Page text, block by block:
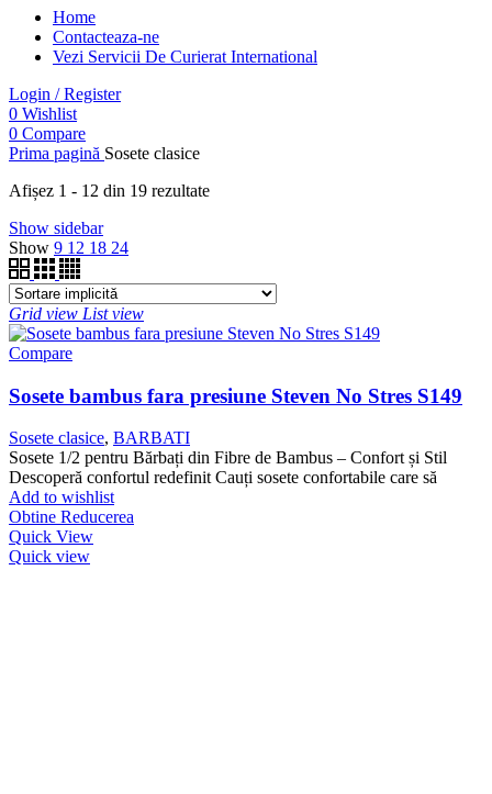
Home
Contacteaza-ne
Vezi Servicii De Curierat International
Login / Register
0 Wishlist
0 Compare
Prima pagină Sosete clasice
Afișez 1 - 12 din 19 rezultate
Show sidebar
Show 9 12 18 24
Grid view List view
Compare
Sosete bambus fara presiune Steven No Stres S149
Sosete clasice, BARBATI
Sosete 1/2 pentru Bărbați din Fibre de Bambus – Confort și Stil
Descoperă confortul redefinit Cauți sosete confortabile care să
Add to wishlist
Obtine Reducerea
Quick View
Quick view